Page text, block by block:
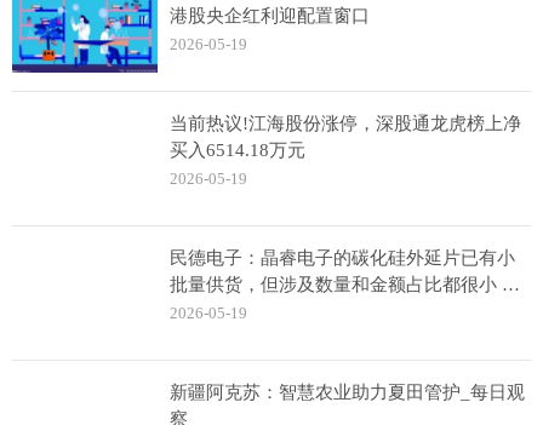
港股央企红利迎配置窗口
2026-05-19
当前热议!江海股份涨停，深股通龙虎榜上净
买入6514.18万元
2026-05-19
民德电子：晶睿电子的碳化硅外延片已有小
批量供货，但涉及数量和金额占比都很小 观
热点
2026-05-19
新疆阿克苏：智慧农业助力夏田管护_每日观
察